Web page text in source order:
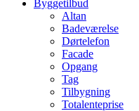
Byggetilbud
Altan
Badeværelse
Dørtelefon
Facade
Opgang
Tag
Tilbygning
Totalenteprise